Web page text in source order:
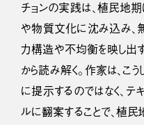
チョンの実践は、植民地
や物質文化に沈み込み、
力構造や不均衡を映し出
から読み解く。作家は、こ
に提示するのではなく、テ
ルに翻案することで、植